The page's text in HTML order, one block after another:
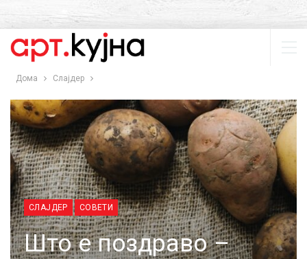
Дома Слајдер
СЛАЈДЕР СОВЕТИ
Што е поздраво –